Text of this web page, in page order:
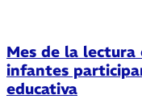
Mes de la
infantes
educativa